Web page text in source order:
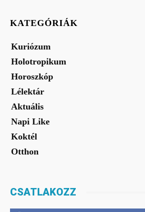
KATEGÓRIÁK
Kuriózum
Holotropikum
Horoszkóp
Lélektár
Aktuális
Napi Like
Koktél
Otthon
CSATLAKOZZ